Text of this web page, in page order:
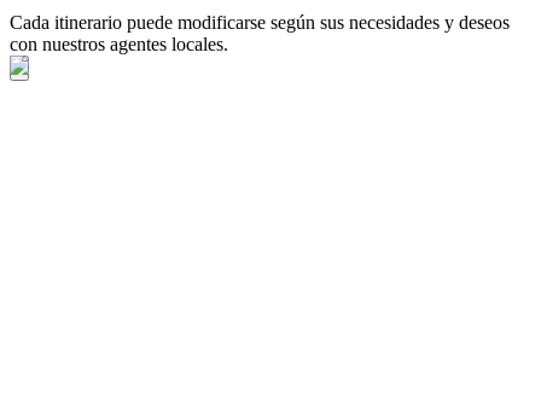
Cada itinerario puede modificarse según sus necesidades y deseos
con nuestros agentes locales.